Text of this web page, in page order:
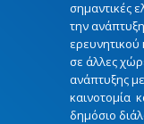
σημαντικές
την
ερευνητικού
σε άλλες
ανάπτυξης
καινοτομία
δημόσιο